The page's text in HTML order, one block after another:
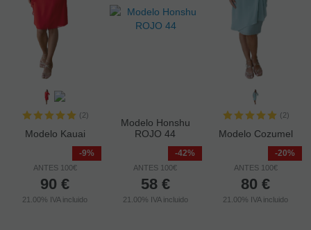
(2)
Modelo Kauai
-9%
ANTES 100€
90 €
21.00% IVA incluido
Modelo Honshu
ROJO 44
-42%
ANTES 100€
58 €
21.00% IVA incluido
(2)
Modelo Cozumel
-20%
ANTES 100€
80 €
21.00% IVA incluido